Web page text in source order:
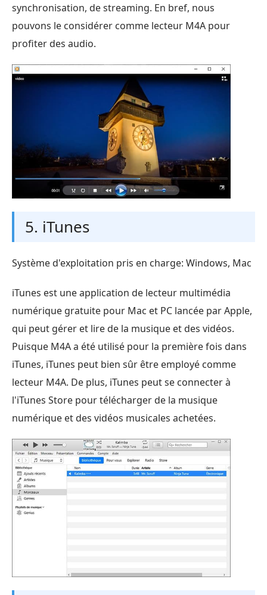
synchronisation, de streaming. En bref, nous
pouvons le considérer comme lecteur M4A pour
profiter des audio.
5. iTunes
Système d'exploitation pris en charge: Windows, Mac
iTunes est une application de lecteur multimédia
numérique gratuite pour Mac et PC lancée par Apple,
qui peut gérer et lire de la musique et des vidéos.
Puisque M4A a été utilisé pour la première fois dans
iTunes, iTunes peut bien sûr être employé comme
lecteur M4A. De plus, iTunes peut se connecter à
l'iTunes Store pour télécharger de la musique
numérique et des vidéos musicales achetées.